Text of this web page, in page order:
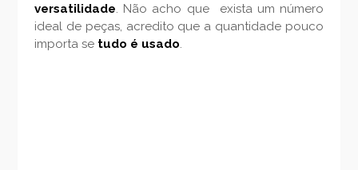
versatilidade. Não acho que exista um número
ideal de peças, acredito que a quantidade pouco
importa se tudo é usado.